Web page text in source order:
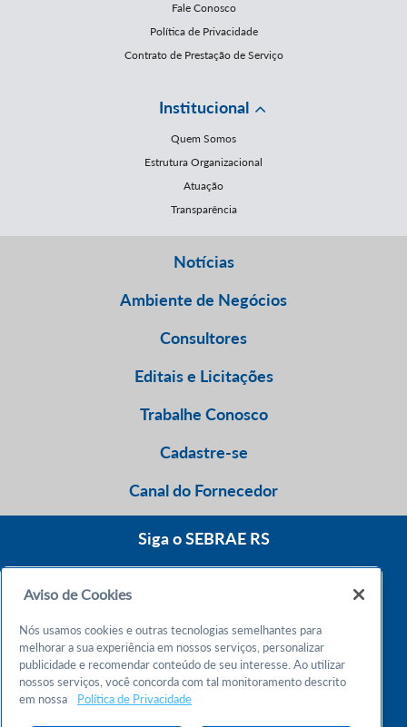
Fale Conosco
Política de Privacidade
Contrato de Prestação de Serviço
Institucional
Quem Somos
Estrutura Organizacional
Atuação
Transparência
Notícias
Ambiente de Negócios
Consultores
Editais e Licitações
Trabalhe Conosco
Cadastre-se
Canal do Fornecedor
Siga o SEBRAE RS
Atendimento 24h
Chame no WhatsApp
Aviso de Cookies
Nós usamos cookies e outras tecnologias semelhantes para
melhorar a sua experiência em nossos serviços, personalizar
publicidade e recomendar conteúdo de seu interesse. Ao utilizar
nossos serviços, você concorda com tal monitoramento descrito
em nossa
Política de Privacidade